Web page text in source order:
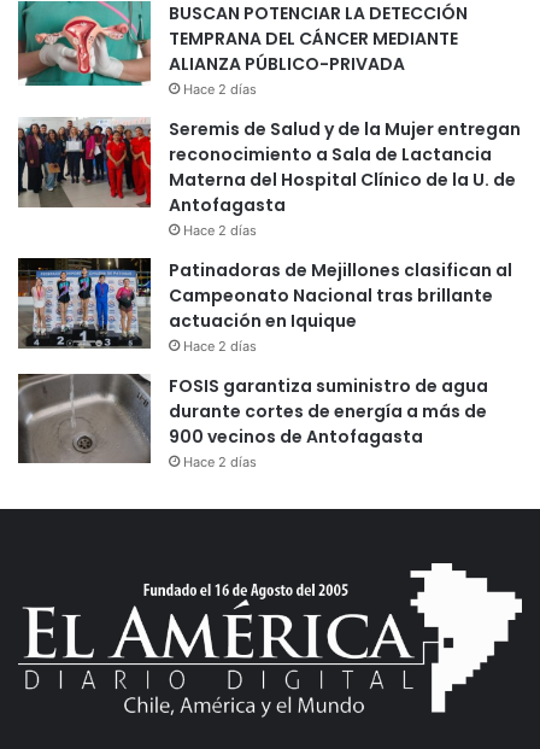
BUSCAN POTENCIAR LA DETECCIÓN
TEMPRANA DEL CÁNCER MEDIANTE
ALIANZA PÚBLICO-PRIVADA
Hace 2 días
Seremis de Salud y de la Mujer entregan
reconocimiento a Sala de Lactancia
Materna del Hospital Clínico de la U. de
Antofagasta
Hace 2 días
Patinadoras de Mejillones clasifican al
Campeonato Nacional tras brillante
actuación en Iquique
Hace 2 días
FOSIS garantiza suministro de agua
durante cortes de energía a más de
900 vecinos de Antofagasta
Hace 2 días